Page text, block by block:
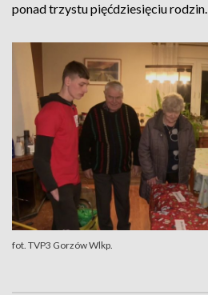
ponad trzystu pięćdziesięciu rodzin.
fot. TVP3 Gorzów Wlkp.